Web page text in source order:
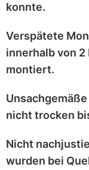
konnte.
Verspätete
innerhalb von 2
montiert.
nicht trocken
Nicht
wurden bei